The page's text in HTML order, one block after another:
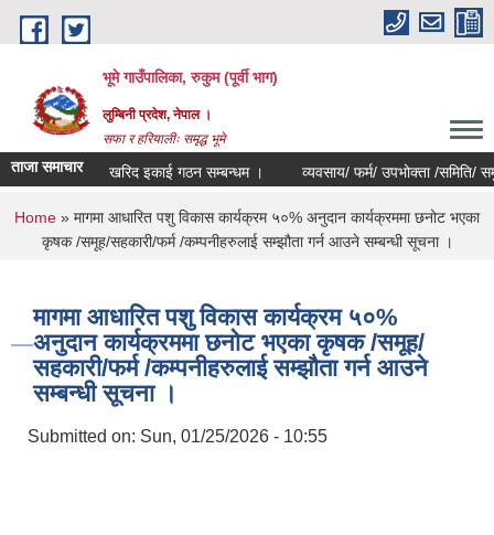
Skip to main content
भूमे गाउँपालिका, रुकुम (पूर्वी भाग)
लुम्बिनी प्रदेश, नेपाल ।
सफा र हरियालीः समृद्ध भूमे
ताजा समाचारखरिद इकाई गठन सम्बन्धम । व्यवसाय/ फर्म/ उपभोक्ता /समिति/ समुह/
You are here
Home » मागमा आधारित पशु विकास कार्यक्रम ५०% अनुदान कार्यक्रममा छनोट भएका
कृषक /समूह/सहकारी/फर्म /कम्पनीहरुलाई सम्झौता गर्न आउने सम्बन्धी सूचना ।
मागमा आधारित पशु विकास कार्यक्रम ५०%
अनुदान कार्यक्रममा छनोट भएका कृषक /समूह/
सहकारी/फर्म /कम्पनीहरुलाई सम्झौता गर्न आउने
सम्बन्धी सूचना ।
Submitted on: Sun, 01/25/2026 - 10:55